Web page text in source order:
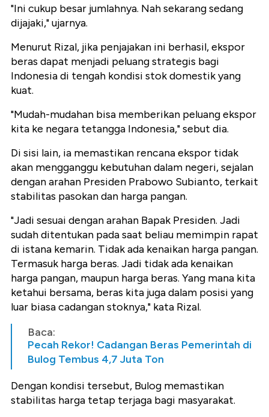
"Ini cukup besar jumlahnya. Nah sekarang sedang
dijajaki," ujarnya.
Menurut Rizal, jika penjajakan ini berhasil, ekspor
beras dapat menjadi peluang strategis bagi
Indonesia di tengah kondisi stok domestik yang
kuat.
"Mudah-mudahan bisa memberikan peluang ekspor
kita ke negara tetangga Indonesia," sebut dia.
Di sisi lain, ia memastikan rencana ekspor tidak
akan mengganggu kebutuhan dalam negeri, sejalan
dengan arahan Presiden Prabowo Subianto, terkait
stabilitas pasokan dan harga pangan.
"Jadi sesuai dengan arahan Bapak Presiden. Jadi
sudah ditentukan pada saat beliau memimpin rapat
di istana kemarin. Tidak ada kenaikan harga pangan.
Termasuk harga beras. Jadi tidak ada kenaikan
harga pangan, maupun harga beras. Yang mana kita
ketahui bersama, beras kita juga dalam posisi yang
luar biasa cadangan stoknya," kata Rizal.
Baca:
Pecah Rekor! Cadangan Beras Pemerintah di
Bulog Tembus 4,7 Juta Ton
Dengan kondisi tersebut, Bulog memastikan
stabilitas harga tetap terjaga bagi masyarakat.